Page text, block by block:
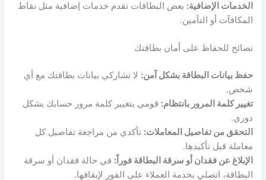
الخدمات الإضافية: بعض البطاقات تقدم خدمات إضافية مثل نقاط
المكافآت أو التأمين.
نصائح للحفاظ على أمان بطاقتك
حفظ بيانات البطاقة بشكل آمن: لا تشاركي بيانات بطاقتك مع أي
شخص.
تغيير كلمة المرور بانتظام: قومي بتغيير كلمة مرور حسابك بشكل
دوري.
التحقق من تفاصيل المعاملات: تأكدي من مراجعة تفاصيل كل
معاملة قبل تأكيدها.
الإبلاغ عن فقدان أو سرقة البطاقة فوراً: في حالة فقدان أو سرقة
البطاقة، اتصلي بخدمة العملاء على الفور لإيقافها.